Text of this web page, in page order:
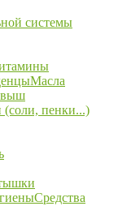
системы
Масла
(соли, пенки...)
Средства